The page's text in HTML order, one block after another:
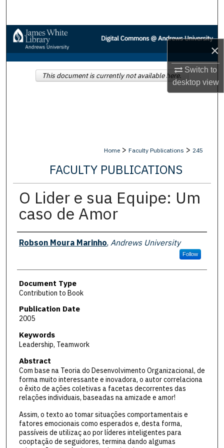
×
Switch to
desktopview
Browse Collections
My Account
Home > Faculty Publications > 245
FACULTY PUBLICATIONS
O Lider e sua Equipe: Um
caso de Amor
Authors
Robson Moura Marinho, Andrews University
Follow
Document Type
Contribution to Book
Publication Date
2005
Keywords
Leadership, Teamwork
Abstract
Com base na Teoria do Desenvolvimento Organizacional, de
forma muito interessante e inovadora, o autor correlaciona
o êxito de ações coletivas a facetas decorrentes das
relações individuais, baseadas na amizade e amor!
Assim, o texto ao tomar situações comportamentais e
fatores emocionais como esperados e, desta forma,
passíveis de utilizaç ao por líderes inteligentes para
cooptação de seguidores, termina dando algumas
This document is currently not available here.